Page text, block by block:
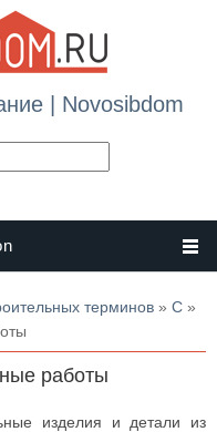
| Novosibdom
терминов » С »
работы
изделия и детали из